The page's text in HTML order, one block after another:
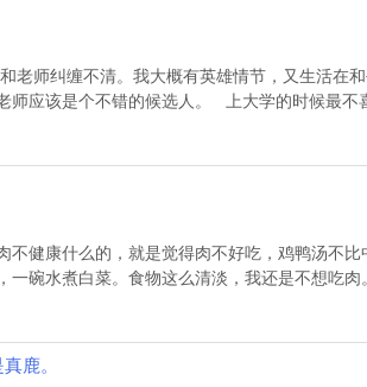
老师纠缠不清。我大概有英雄情节，又生活在
师应该是个不错的候选人。 上大学的时候最不
健康什么的，就是觉得肉不好吃，鸡鸭汤不
一碗水煮白菜。食物这么清淡，我还是不想吃
鹿。